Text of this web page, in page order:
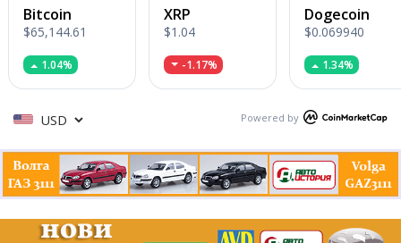
Bitcoin
$65,144.61
1.04%
XRP
$1.04
-1.17%
Dogecoin
$0.069940
1.34%
Powered by